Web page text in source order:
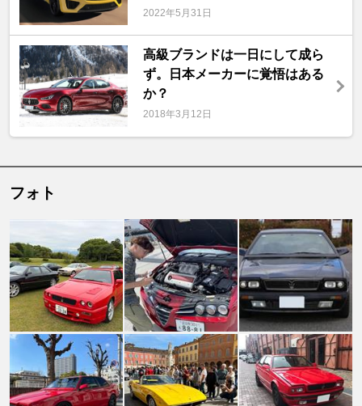
2022年5月31日
高級ブランドは一日にして成ら
ず。日本メーカーに覚悟はある
か？
2018年3月12日
フォト